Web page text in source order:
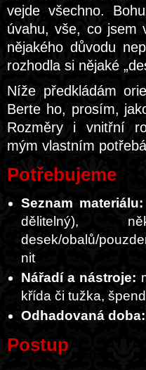
vejde všechno.
úvahu, vše, co jsem
nějakého důvodu
rozhodla si nějaké
Níže předkládám
Berte ho, prosím,
Rozměry i vnitřní
mým vlastním
Potřebujeme
Seznam materiálu:
dělitelný),
desek/obalů/
nit
Nářadí a nástroje:
křída či tužka,
Odhadovaná doba:
Postup